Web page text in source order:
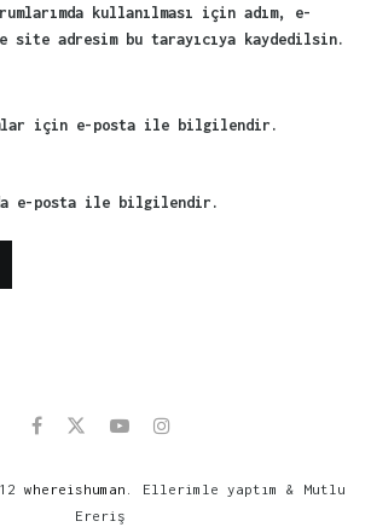
kullanılması için adım, e-
site adresim bu tarayıcıya kaydedilsin.
için e-posta ile bilgilendir.
e-posta ile bilgilendir.
whereishuman . Ellerimle yaptım & Mutlu
Ereriş